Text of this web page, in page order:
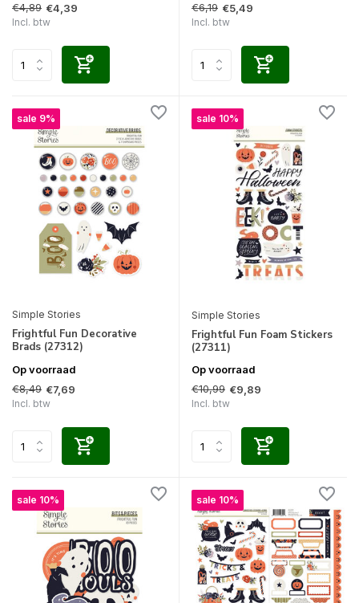
€4,89 €4,39
Incl. btw
€6,19 €5,49
Incl. btw
sale 9%
Simple Stories
Frightful Fun Decorative
Brads (27312)
Op voorraad
€8,49 €7,69
Incl. btw
sale 10%
Simple Stories
Frightful Fun Foam Stickers
(27311)
Op voorraad
€10,99 €9,89
Incl. btw
sale 10% sale 10%